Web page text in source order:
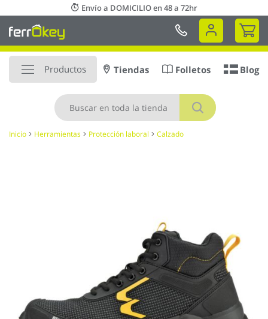
al
contenido
Envío a DOMICILIO en 48 a 72hr
Mi
Productos
Buscar
Tiendas Folletos Blog
Inicio Herramientas Protección laboral Calzado